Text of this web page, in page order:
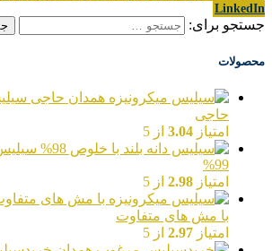
LinkedIn
جستجو برای:
محصولات
حاجی
امتیاز 3.04 از 5
99%
امتیاز 2.98 از 5
با مش های متفاوت
امتیاز 2.97 از 5